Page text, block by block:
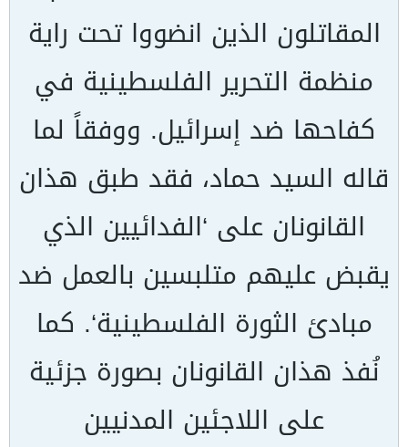
المقاتلون الذين انضووا تحت راية
منظمة التحرير الفلسطينية في
كفاحها ضد إسرائيل. ووفقاً لما
قاله السيد حماد، فقد طبق هذان
القانونان على ‘الفدائيين الذي
يقبض عليهم متلبسين بالعمل ضد
مبادئ الثورة الفلسطينية‘. كما
نُفذ هذان القانونان بصورة جزئية
على اللاجئين المدنيين